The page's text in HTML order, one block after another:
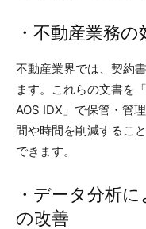
・不動産業務の
不動産業界では、契約
ます。これらの文書を
AOS IDX」で保管・管
間や時間を削減するこ
できます。
・データ分析
の改善